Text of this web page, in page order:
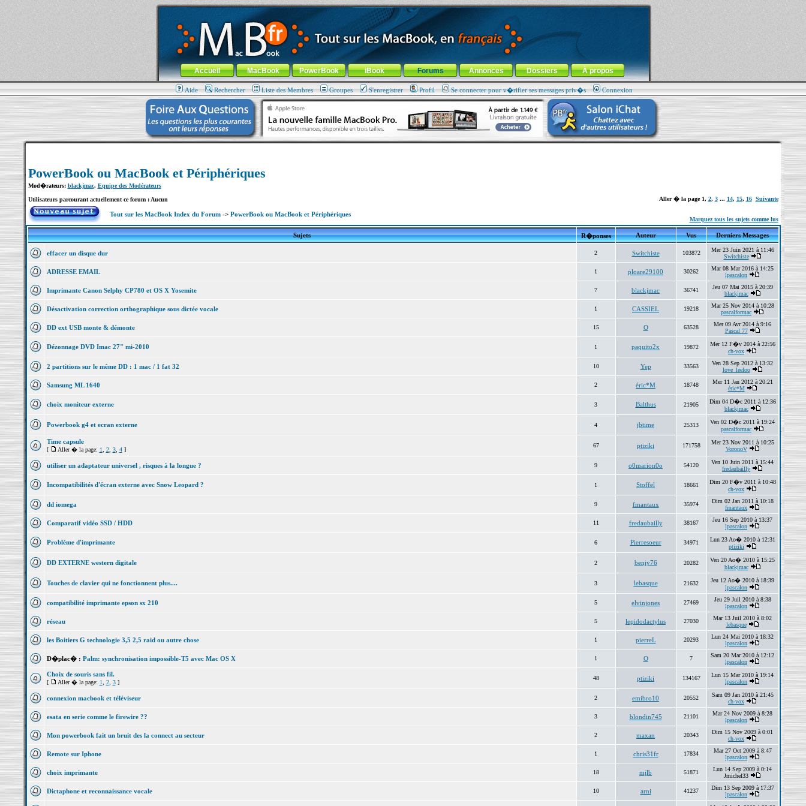
MacBook-fr.com : 100% Apple... 100% nomade !
Aller au contenu-Aller au menu général-Aller au menu de la rubrique
Menu général
Accueil MacBook PowerBook iBook Forums Annonces Dossiers À propos
Aide Rechercher Liste des Membres Groupes S'enregistrer Profil Se connecter pour v�rifier ses messages priv�s Connexion
PowerBook ou MacBook et Périphériques
Mod�rateurs: blackjmac, Equipe des Modérateurs
Utilisateurs parcourant actuellement ce forum : Aucun Aller � la page 1, 2, 3... 14, 15, 16 Suivante
Tout sur les MacBook Index du Forum-> PowerBook ou MacBook et Périphériques
Marquez tous les sujets comme lus
Sujets R�ponses Auteur Vus Derniers Messages
effacer un disque dur 2 Switchiste 103872
Mer 23 Juin 2021 à 11:46
Switchiste
ADRESSE EMAIL 1 ploare29100 30262
Mar 08 Mar 2016 à 14:25
lpascalon
Imprimante Canon Selphy CP780 et OS X Yosemite 7 blackjmac 36741
Jeu 07 Mai 2015 à 20:39
blackjmac
Désactivation correction orthographique sous dictée vocale 1 CASSIEL 19218
Mar 25 Nov 2014 à 10:28
pascalformac
DD ext USB monte & démonte 15 O 63528
Mer 09 Avr 2014 à 9:16
Pascal 77
Dézonnage DVD Imac 27" mi-2010 1 paquito2x 19872
Mer 12 F�v 2014 à 22:56
ch-vox
2 partitions sur le même DD : 1 mac / 1 fat 32 10 Yep 33563
Ven 28 Sep 2012 à 13:32
love_leeloo
Samsung ML 1640 2 éric*M 18748
Mer 11 Jan 2012 à 20:21
éric*M
choix moniteur externe 3 Balthus 21905
Dim 04 D�c 2011 à 12:36
blackjmac
Powerbook g4 et ecran externe 4 jbtime 25313
Ven 02 D�c 2011 à 19:24
pascalformac
Time capsule
[ Aller � la page: 1 2, 3, 4]
67 ptiziki 171758
Mer 23 Nov 2011 à 10:25
VoronoV
utiliser un adaptateur universel , risques à la longue ? 9 o0marion0o 54120
Ven 10 Juin 2011 à 15:44
fredaubailly
Incompatibilités d'écran externe avec Snow Leopard ? 1 Stoffel 18661
Dim 20 F�v 2011 à 10:48
ch-vox
dd iomega 9 fmantaux 35974
Dim 02 Jan 2011 à 10:18
fmantaux
Comparatif vidéo SSD / HDD 11 fredaubailly 38167
Jeu 16 Sep 2010 à 13:37
lpascalon
Problème d'imprimante 6 Pierresoeur 34971
Lun 23 Ao� 2010 à 12:31
ptiziki
DD EXTERNE western digitale 2 benjy76 20282
Ven 20 Ao� 2010 à 15:25
blackjmac
Touches de clavier qui ne fonctionnent plus.... 3 lebasque 21632
Jeu 12 Ao� 2010 à 18:39
lpascalon
compatibilité imprimante epson sx 210 5 elvinjones 27469
Jeu 29 Juil 2010 à 8:38
lpascalon
réseau 5 lepidodactylus 27030
Mar 13 Juil 2010 à 8:02
lebasque
les Boitiers G technologie 3,5 2,5 raid ou autre chose 1 pierreL 20293
Lun 24 Mai 2010 à 18:32
lpascalon
D�plac� : Palm: synchronisation impossible-T5 avec Mac OS X 1 O 7
Sam 20 Mar 2010 à 12:12
lpascalon
Choix de souris sans fil.
[ Aller � la page: 1 2, 3]
48 ptiziki 134167
Lun 15 Mar 2010 à 19:14
lpascalon
connexion macbook et téléviseur 2 emibro10 20552
Sam 09 Jan 2010 à 21:45
ch-vox
esata en serie comme le firewire ?? 3 blondin745 21101
Mar 24 Nov 2009 à 8:28
lpascalon
Mon powerbook fait un bruit des la connect au secteur 2 maxan 20343
Dim 15 Nov 2009 à 0:01
ch-vox
Remote sur Iphone 1 chris31fr 17834
Mar 27 Oct 2009 à 8:47
lpascalon
choix imprimante 18 mjlb 51871
Lun 14 Sep 2009 à 0:14
Jmichel33
Dictaphone et reconnaissance vocale 10 arni 41237
Dim 13 Sep 2009 à 17:37
lpascalon